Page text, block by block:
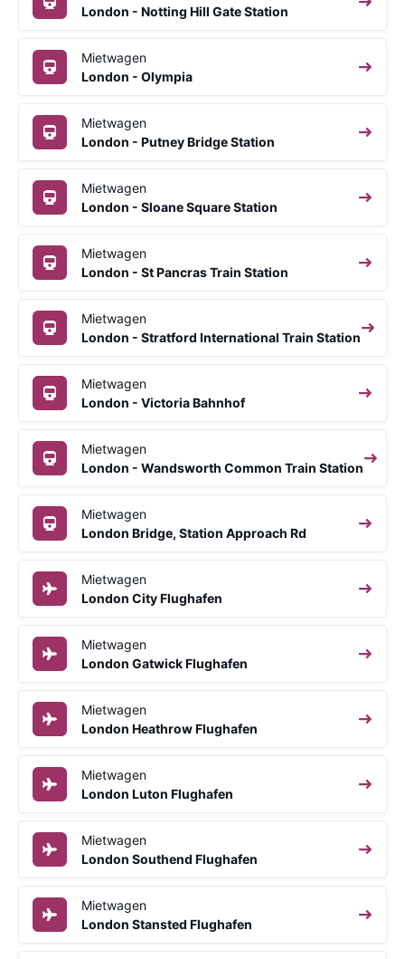
London - Notting Hill Gate Station
Mietwagen
London - Olympia
Mietwagen
London - Putney Bridge Station
Mietwagen
London - Sloane Square Station
Mietwagen
London - St Pancras Train Station
Mietwagen
London - Stratford International Train Station
Mietwagen
London - Victoria Bahnhof
Mietwagen
London - Wandsworth Common Train Station
Mietwagen
London Bridge, Station Approach Rd
Mietwagen
London City Flughafen
Mietwagen
London Gatwick Flughafen
Mietwagen
London Heathrow Flughafen
Mietwagen
London Luton Flughafen
Mietwagen
London Southend Flughafen
Mietwagen
London Stansted Flughafen